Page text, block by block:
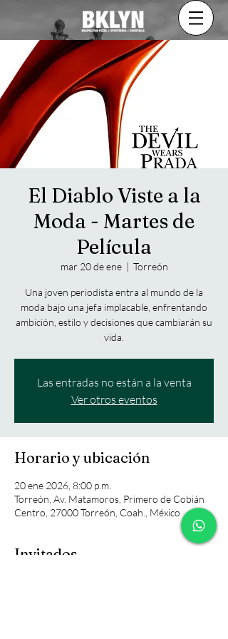
El Diablo Viste a la
Moda - Martes de
Película
mar 20 de ene
  |
Torreón
Una joven periodista entra al mundo de la
moda bajo una jefa implacable, enfrentando
ambición, estilo y decisiones que cambiarán su
vida.
Las entradas no están a la venta
Ver otros eventos
Horario y ubicación
20 ene 2026, 8:00 p.m.
Torreón, Av. Matamoros, Primero de Cobián
Centro, 27000 Torreón, Coah., México
Invitados